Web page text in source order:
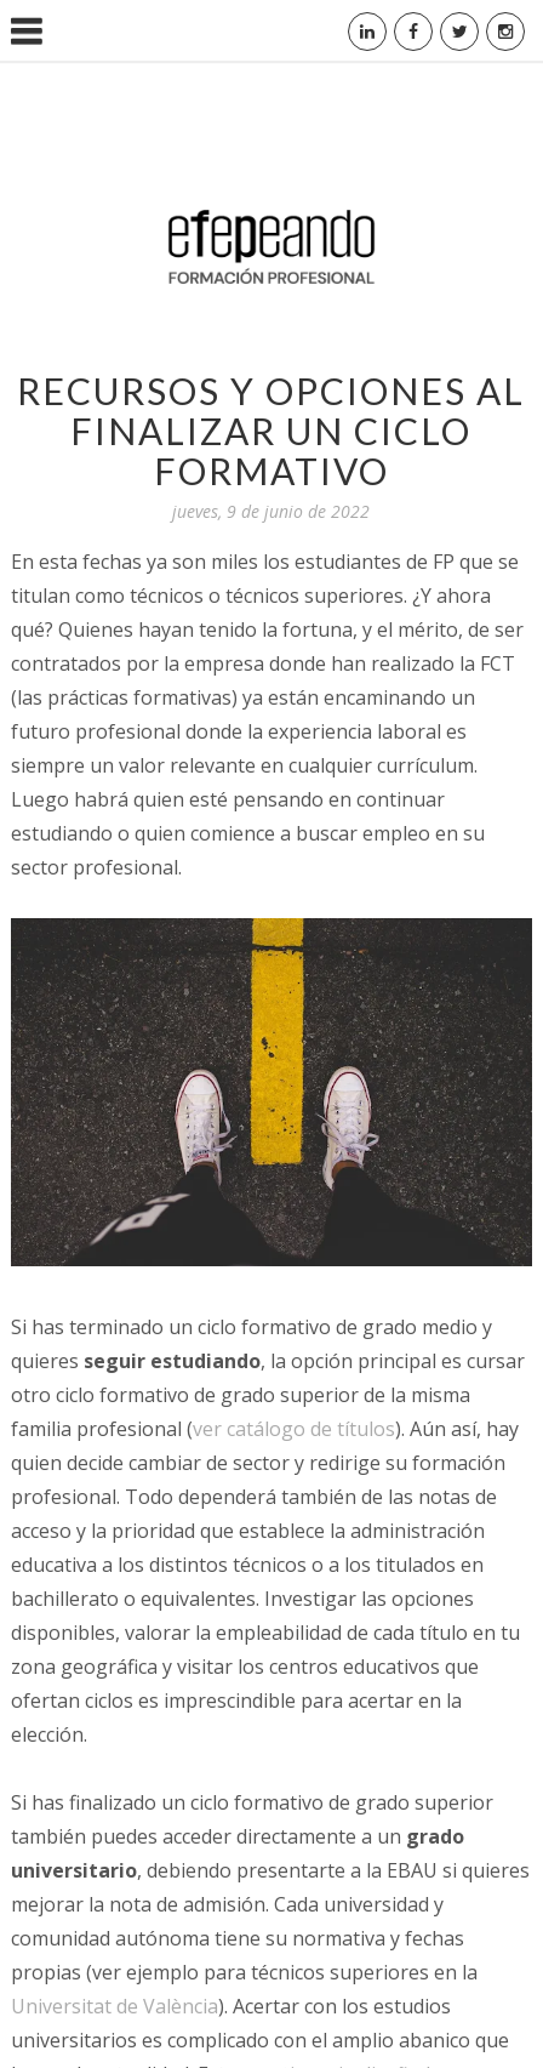
RECURSOS Y OPCIONES AL
FINALIZAR UN CICLO
FORMATIVO
jueves, 9 de junio de 2022
En esta fechas ya son miles los estudiantes de FP que se
titulan como técnicos o técnicos superiores. ¿Y ahora
qué? Quienes hayan tenido la fortuna, y el mérito, de ser
contratados por la empresa donde han realizado la FCT
(las prácticas formativas) ya están encaminando un
futuro profesional donde la experiencia laboral es
siempre un valor relevante en cualquier currículum.
Luego habrá quien esté pensando en continuar
estudiando o quien comience a buscar empleo en su
sector profesional.
Si has terminado un ciclo formativo de grado medio y
quieres seguir estudiando, la opción principal es cursar
otro ciclo formativo de grado superior de la misma
familia profesional (ver catálogo de títulos). Aún así, hay
quien decide cambiar de sector y redirige su formación
profesional. Todo dependerá también de las notas de
acceso y la prioridad que establece la administración
educativa a los distintos técnicos o a los titulados en
bachillerato o equivalentes. Investigar las opciones
disponibles, valorar la empleabilidad de cada título en tu
zona geográfica y visitar los centros educativos que
ofertan ciclos es imprescindible para acertar en la
elección.
Si has finalizado un ciclo formativo de grado superior
también puedes acceder directamente a un grado
universitario, debiendo presentarte a la EBAU si quieres
mejorar la nota de admisión. Cada universidad y
comunidad autónoma tiene su normativa y fechas
propias (ver ejemplo para técnicos superiores en la
Universitat de València). Acertar con los estudios
universitarios es complicado con el amplio abanico que